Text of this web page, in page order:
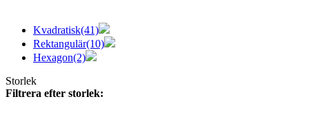
Kvadratisk(41)
Rektangulär(10)
Hexagon(2)
Storlek
Filtrera efter storlek: